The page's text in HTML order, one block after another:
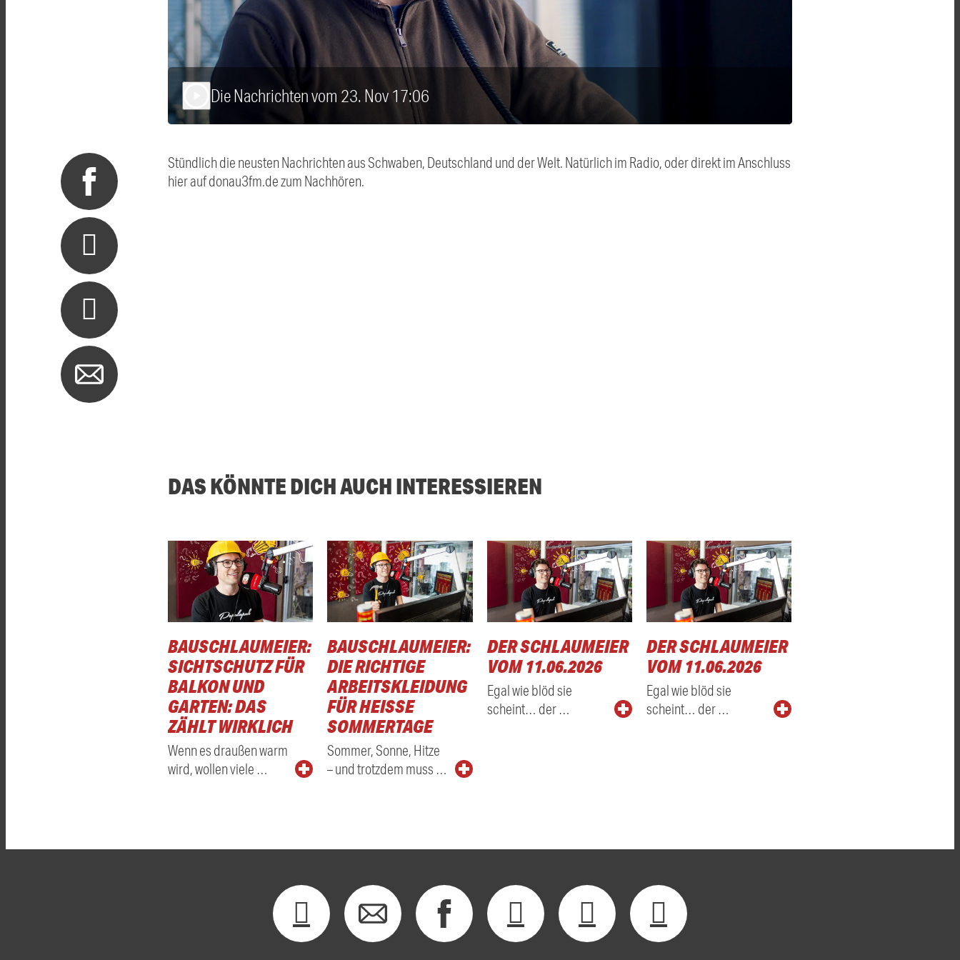
Die Nachrichten vom 23. Nov 17:06
Stündlich die neusten Nachrichten aus Schwaben, Deutschland und der Welt. Natürlich im Radio, oder direkt im Anschluss
hier auf donau3fm.de zum Nachhören.
DAS KÖNNTE DICH AUCH INTERESSIEREN
BAUSCHLAUMEIER:
SICHTSCHUTZ FÜR
BALKON UND
GARTEN: DAS
ZÄHLT WIRKLICH
Wenn es draußen warm
wird, wollen viele …
BAUSCHLAUMEIER:
DIE RICHTIGE
ARBEITSKLEIDUNG
FÜR HEISSE S
OMMERTAGE
Sommer, Sonne, Hitze
– und trotzdem muss …
DER SCHLAUMEIER
VOM 11.06.2026
Egal wie blöd sie
scheint… der …
DER SCHLAUMEIER
VOM 11.06.2026
Egal wie blöd sie
scheint… der …